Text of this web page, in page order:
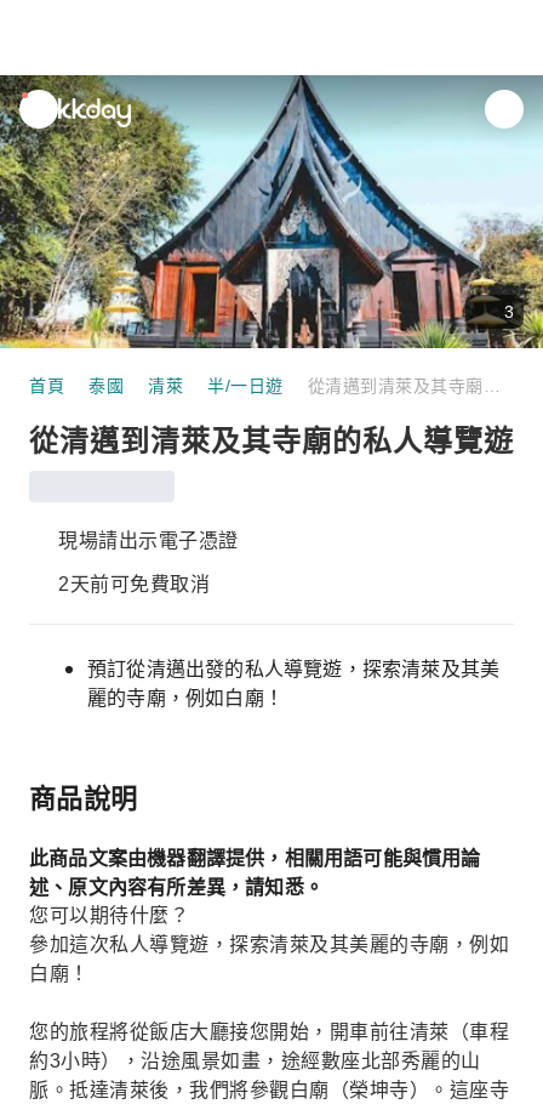
unread
notifications
3
首頁 泰國 清萊 半/一日遊
從清邁到清萊及其寺廟的私人導覽遊
現場請出示電子憑證
2天前可免費取消
預訂從清邁出發的私人導覽遊，探索清萊及其美
麗的寺廟，例如白廟！
商品說明
此商品文案由機器翻譯提供，相關用語可能與慣用論
述、原文內容有所差異，請知悉。
您可以期待什麼？
參加這次私人導覽遊，探索清萊及其美麗的寺廟，例如
白廟！
您的旅程將從飯店大廳接您開始，開車前往清萊（車程
約3小時），沿途風景如畫，途經數座北部秀麗的山
脈。抵達清萊後，我們將參觀白廟（榮坤寺）。這座寺